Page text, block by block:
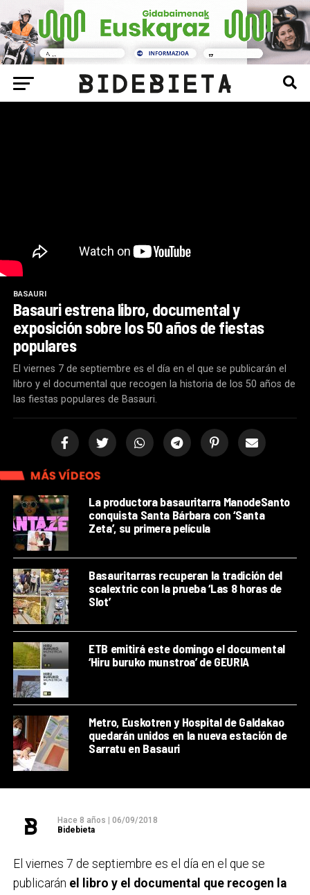
BASAURI
Basauri estrena libro, documental y
exposición sobre los 50 años de fiestas
populares
El viernes 7 de septiembre es el día en el que se publicarán el
libro y el documental que recogen la historia de los 50 años de
las fiestas populares de Basauri.
MÁS VÍDEOS
La productora basauritarra ManodeSanto
conquista Santa Bárbara con ‘Santa
Zeta’, su primera película
Basauritarras recuperan la tradición del
scalextric con la prueba ‘Las 8 horas de
Slot’
ETB emitirá este domingo el documental
‘Hiru buruko munstroa’ de GEURIA
Metro, Euskotren y Hospital de Galdakao
quedarán unidos en la nueva estación de
Sarratu en Basauri
Hace 8 años
06/09/2018
Bidebieta
El viernes 7 de septiembre es el día en el que se
publicarán el libro y el documental que recogen la